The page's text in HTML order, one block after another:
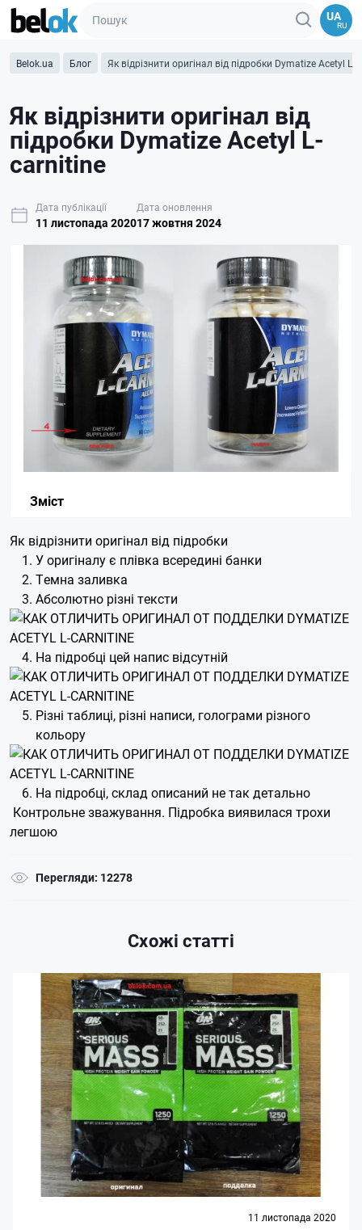
UA
RU
Belok.ua Блог Як відрізнити оригінал від підробки Dymatize Acetyl L-
Як відрізнити оригінал від
підробки Dymatize Acetyl L-
carnitine
Дата публікації
11 листопада 2020
Дата оновлення
17 жовтня 2024
Зміст
Як відрізнити оригінал від підробки
У оригіналу є плівка всередині банки
Темна заливка
Абсолютно різні тексти
На підробці цей напис відсутній
Різні таблиці, різні написи, голограми різного
кольору
На підробці, склад описаний не так детально
Контрольне зважування. Підробка виявилася трохи
легшою
Перегляди: 12278
Схожі статті
11 листопада 2020